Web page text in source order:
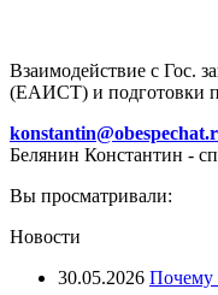
Взаимодействие с Гос.
(ЕАИСТ) и подготовки
Белянин Константин -
Вы просматривали:
Новости
30.05.2026 Почему